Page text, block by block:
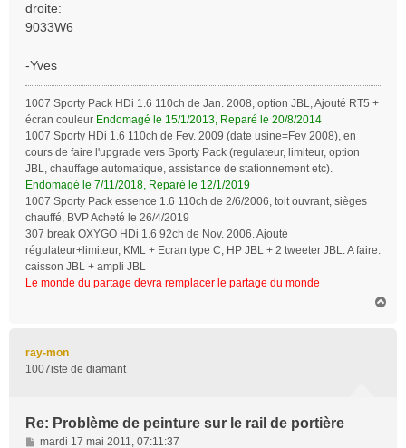
droite:
9033W6
-Yves
1007 Sporty Pack HDi 1.6 110ch de Jan. 2008, option JBL, Ajouté RT5 +
écran couleur Endomagé le 15/1/2013, Reparé le 20/8/2014
1007 Sporty HDi 1.6 110ch de Fev. 2009 (date usine=Fev 2008), en
cours de faire l'upgrade vers Sporty Pack (regulateur, limiteur, option
JBL, chauffage automatique, assistance de stationnement etc).
Endomagé le 7/11/2018, Reparé le 12/1/2019
1007 Sporty Pack essence 1.6 110ch de 2/6/2006, toit ouvrant, sièges
chauffé, BVP Acheté le 26/4/2019
307 break OXYGO HDi 1.6 92ch de Nov. 2006. Ajouté
régulateur+limiteur, KML + Ecran type C, HP JBL + 2 tweeter JBL. A faire:
caisson JBL + ampli JBL
Le monde du partage devra remplacer le partage du monde
ray-mon
1007iste de diamant
Re: Problème de peinture sur le rail de portière
M
mardi 17 mai 2011, 07:11:37